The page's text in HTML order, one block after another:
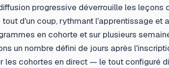
progressive déverrouille les leçons
tout d'un coup, rythmant l'apprentissage et
en cohorte et sur plusieurs
un nombre défini de jours après
les cohortes en direct — le tout configuré